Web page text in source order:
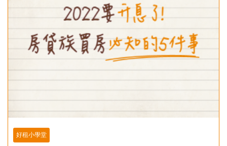
好租小學堂